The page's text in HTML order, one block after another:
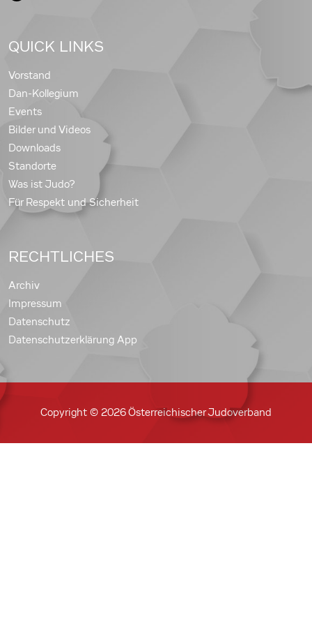
QUICK LINKS
Vorstand
Dan-Kollegium
Events
Bilder und Videos
Downloads
Standorte
Was ist Judo?
Für Respekt und Sicherheit
RECHTLICHES
Archiv
Impressum
Datenschutz
Datenschutzerklärung App
Copyright © 2026 Österreichischer Judoverband